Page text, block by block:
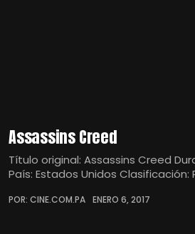
Assassins Creed
Título original: Assassins Creed
País: Estados Unidos Clasificación:
POR: CINE.COM.PA ENERO 6, 2017